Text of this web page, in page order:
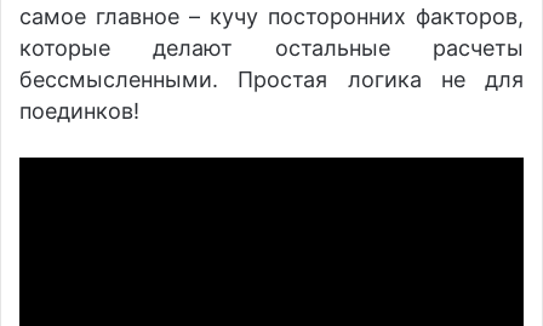
самое главное – кучу посторонних факторов,
которые делают остальные расчеты
бессмысленными. Простая логика не для
поединков!